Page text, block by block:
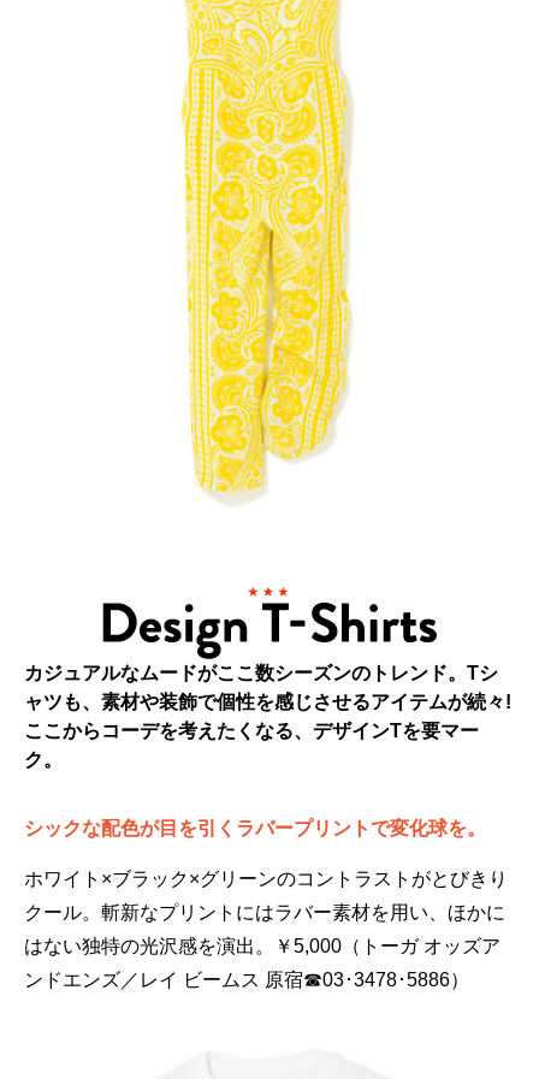
カジュアルなムードがここ数シーズンのトレンド。Tシ
ャツも、素材や装飾で個性を感じさせるアイテムが続々!
ここからコーデを考えたくなる、デザインTを要マー
ク。
シックな配色が目を引くラバープリントで変化球を。
ホワイト×ブラック×グリーンのコントラストがとびきり
クール。斬新なプリントにはラバー素材を用い、ほかに
はない独特の光沢感を演出。￥5,000（トーガ オッズア
ンドエンズ／レイ ビームス 原宿☎03･3478･5886）